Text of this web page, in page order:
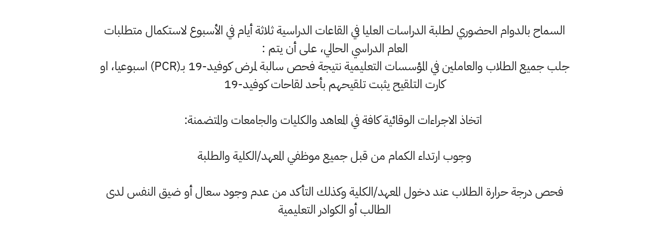
السماح بالدوام الحضوري لطلبة الدراسات العليا في القاعات الدراسية ثلاثة أيام في الأسبوع لاستكمال متطلبات
العام الدراسي الحالي، على أن يتم :
جلب جميع الطلاب والعاملين في المؤسسات التعليمية نتيجة فحص سالبة لمرض كوفيد-19 بـ(PCR) اسبوعيا، او
كارت التلقيح يثبت تلقيحهم بأحد لقاحات كوفيد-19
اتخاذ الاجراءات الوقائية كافة في المعاهد والكليات والجامعات والمتضمنة:
وجوب ارتداء الكمام من قبل جميع موظفي المعهد/الكلية والطلبة
فحص درجة حرارة الطلاب عند دخول المعهد/الكلية وكذلك التأكد من عدم وجود سعال أو ضيق النفس لدى
الطالب أو الكوادر التعليمية